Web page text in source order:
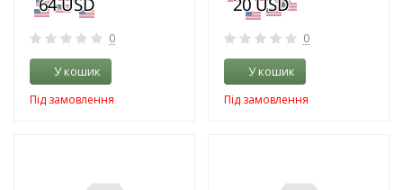
0
У кошик
Під замовлення
0
У кошик
Під замовлення